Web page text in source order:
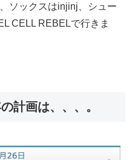
ソックスはinjinj、シュー
CELL REBELで行きま
計画は、、、。